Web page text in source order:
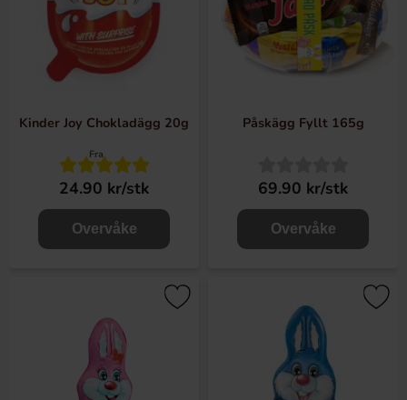
Kinder Joy Chokladägg 20g
Fra
24.90 kr/stk
Overvåke
Påskägg Fyllt 165g
69.90 kr/stk
Overvåke